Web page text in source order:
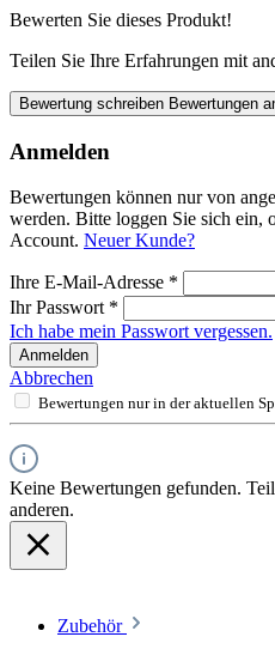
Bewerten Sie dieses Produkt!
Teilen Sie Ihre Erfahrungen mit
Bewertung schreiben Bewertungen
Anmelden
Bewertungen können nur von
werden. Bitte loggen Sie sich ein,
Account. Neuer Kunde?
Ihre E-Mail-Adresse *
Ihr Passwort *
Ich habe mein Passwort vergessen.
Anmelden
Abbrechen
Bewertungen nur in der aktuellen
Keine Bewertungen gefunden.
anderen.
Zubehör